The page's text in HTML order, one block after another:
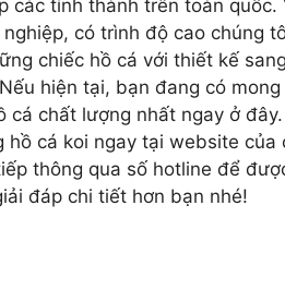
các tỉnh thành trên toàn quốc.
có trình độ cao chúng
chiếc hồ cá với thiết kế
hiện tại, bạn đang có mong
cá chất lượng nhất ngay ở
hồ cá koi ngay tại website của
thông qua số hotline để
đáp chi tiết hơn bạn nhé!